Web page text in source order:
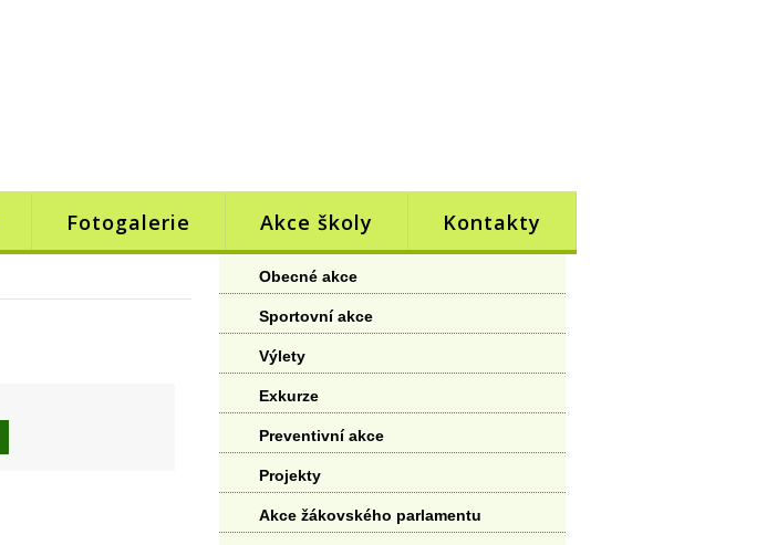
Fotogalerie Akce školy Kontakty
Obecné akce
Sportovní akce
Výlety
Exkurze
Preventivní akce
Projekty
Akce žákovského parlamentu